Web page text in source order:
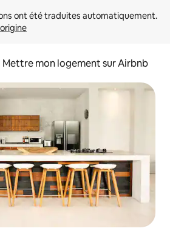
Mettre mon logement sur Airbnb